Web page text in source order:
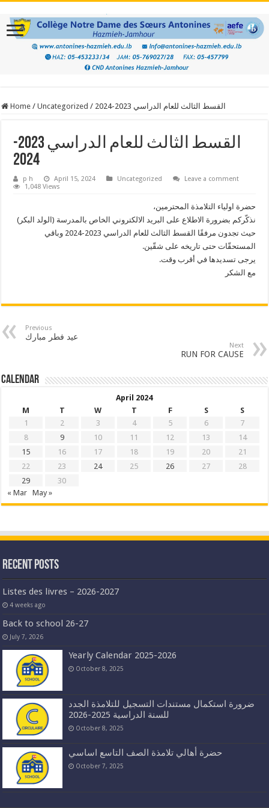
Home / Uncategorized / القسط الثالث للعام الدراسي 2023-2024
القسط الثالث للعام الدراسي 2023-
2024
p h April 15, 2024 Uncategorized
Leave a comment
1,048 Views
حضرة اولياء التلامذة المحترمين،
نذكّركم بضرورة الاطلاع على البريد الالكتروني الخاص بالمدرسة (الولد البكر)
حيث تجدون مرفقًا القسط الثالث للعام الدراسي 2023-2024 وباقي
المستحقّات حتى تاريخه على شقّين.
يرجى تسديدها في أقرب وقت.
مع الشكر
Previous
عيد فطر مبارك
Next
RUN FOR CAUSE
Calendar
April 2024
M
T W T F S
S
1
2 3 4 5 6
7
8
9 10 11 12 13
14
15
16 17 18 19 20
21
22
23 24 25 26 27
28
29
30
« Mar
May »
Recent Posts
Listes des livres – 2026-2027
4 weeks ago
Back to school 26-27
July 7, 2026
Yearly Calendar 2025-2026
October 8, 2025
ضرورة استكمال مستندات التسجيل للتلامذة الجدد
للسنة الدراسية 2025-2026
October 8, 2025
حضرة أهالي تلامذة الصف التاسع اساسي
October 7, 2025